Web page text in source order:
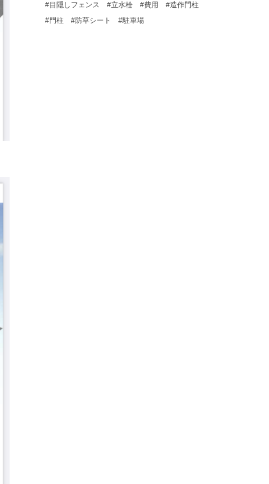
目隠しフェンス
立水栓 費用
造作門柱
門柱
防草シート 駐車場